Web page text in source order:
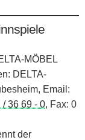
MÖBEL
DELTA-
Email:
/ 36 69 - 0, Fax: 0
der